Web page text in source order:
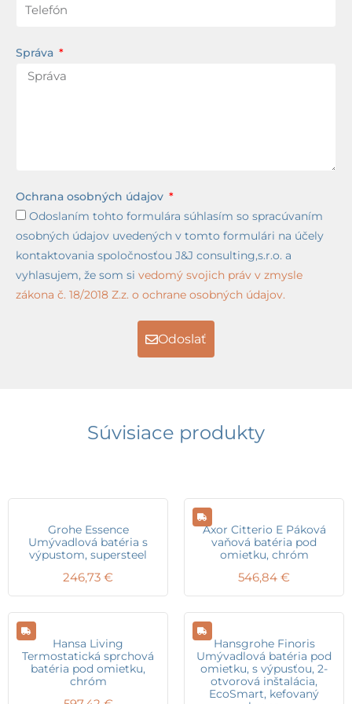
Správa
Ochrana osobných údajov
Odoslaním tohto formulára súhlasím so spracúvaním
osobných údajov uvedených v tomto formulári na účely
kontaktovania spoločnosťou J&J consulting,s.r.o. a
vyhlasujem, že som si vedomý svojich práv v zmysle
zákona č. 18/2018 Z.z. o ochrane osobných údajov.
Odoslať
Súvisiace produkty
Grohe Essence
Umývadlová batéria s
výpustom, supersteel
246,73 €
Axor Citterio E Páková
vaňová batéria pod
omietku, chróm
546,84 €
Hansa Living
Termostatická sprchová
batéria pod omietku,
chróm
Hansgrohe Finoris
Umývadlová batéria pod
omietku, s výpusťou, 2-
otvorová inštalácia,
EcoSmart, kefovaný